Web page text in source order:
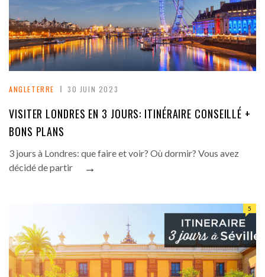
ANGLETERRE 30 JUIN 2023
VISITER LONDRES EN 3 JOURS: ITINÉRAIRE CONSEILLÉ +
BONS PLANS
3 jours à Londres: que faire et voir? Où dormir? Vous avez
décidé de partir
→
5